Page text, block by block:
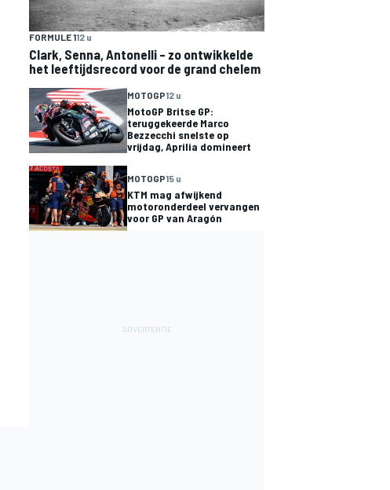
FORMULE 112 u
Clark, Senna, Antonelli – zo ontwikkelde
het leeftijdsrecord voor de grand chelem
MOTOGP12 u
MotoGP Britse GP:
teruggekeerde Marco
Bezzecchi snelste op
vrijdag, Aprilia domineert
MOTOGP15 u
KTM mag afwijkend
motoronderdeel vervangen
voor GP van Aragón